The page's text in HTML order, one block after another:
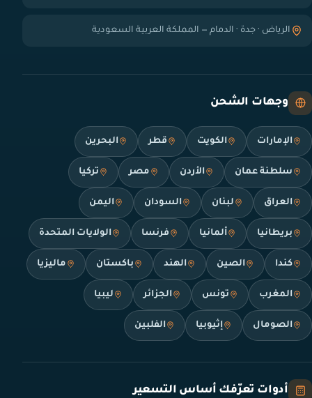
الرياض · جدة · الدمام — المملكة العربية السعودية
وجهات الشحن
الإمارات الكويت قطر البحرين
سلطنة عمان الأردن مصر تركيا
العراق لبنان السودان اليمن
بريطانيا ألمانيا فرنسا الولايات المتحدة
كندا الصين الهند باكستان ماليزيا
المغرب تونس الجزائر ليبيا
الصومال إثيوبيا الفلبين
أدوات تعرّفك أساس التسعير